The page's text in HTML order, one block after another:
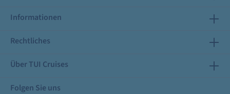
Informationen
Rechtliches
Über TUI Cruises
Folgen Sie uns